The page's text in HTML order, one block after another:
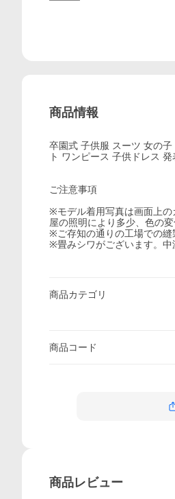
商品情報
卒園式 子供服 スーツ 女の
ト ワンピース 子供ドレス
ご注意事項
※モデル着用写真は画面上の
屋の照明により多少、色の
※ご存知の通りの工場での縫
※畳みシワがございます。中
商品カテゴリ
商品コード
商品レビュー